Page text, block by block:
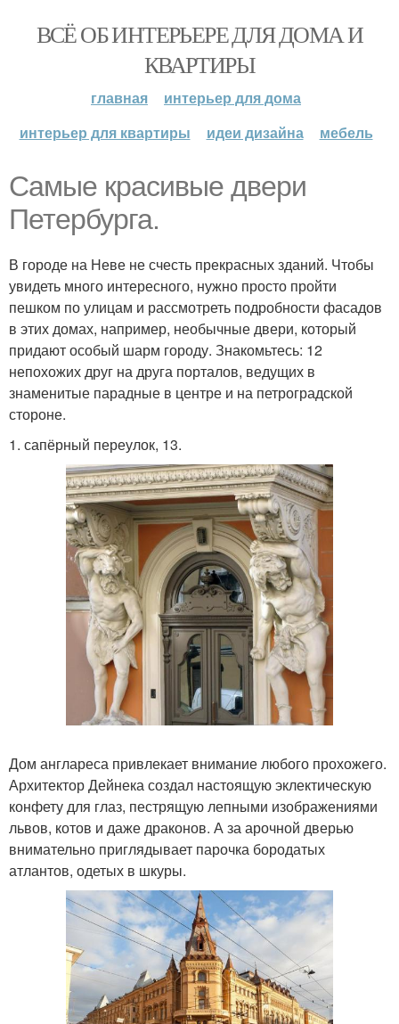
ВСЁ ОБ ИНТЕРЬЕРЕ ДЛЯ ДОМА И
КВАРТИРЫ
главная
интерьер для дома
интерьер для квартиры
идеи дизайна мебель
Самые красивые двери
Петербурга.
В городе на Неве не счесть прекрасных зданий. Чтобы
увидеть много интересного, нужно просто пройти
пешком по улицам и рассмотреть подробности фасадов
в этих домах, например, необычные двери, который
придают особый шарм городу. Знакомьтесь: 12
непохожих друг на друга порталов, ведущих в
знаменитые парадные в центре и на петроградской
стороне.
1. сапёрный переулок, 13.
Дом англареса привлекает внимание любого прохожего.
Архитектор Дейнека создал настоящую эклектическую
конфету для глаз, пестрящую лепными изображениями
львов, котов и даже драконов. А за арочной дверью
внимательно приглядывает парочка бородатых
атлантов, одетых в шкуры.